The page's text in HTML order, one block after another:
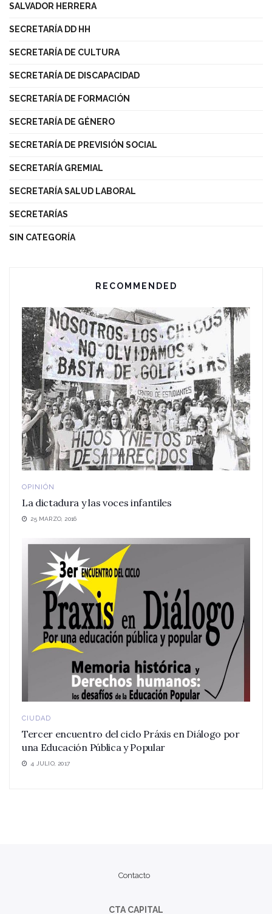
SALVADOR HERRERA
SECRETARÍA DD HH
SECRETARÍA DE CULTURA
SECRETARÍA DE DISCAPACIDAD
SECRETARÍA DE FORMACIÓN
SECRETARÍA DE GÉNERO
SECRETARÍA DE PREVISIÓN SOCIAL
SECRETARÍA GREMIAL
SECRETARÍA SALUD LABORAL
SECRETARÍAS
SIN CATEGORÍA
RECOMMENDED
OPINIÓN
La dictadura y las voces infantiles
25 MARZO, 2016
CIUDAD
Tercer encuentro del ciclo Práxis en Diálogo por
una Educación Pública y Popular
4 JULIO, 2017
Contacto
CTA CAPITAL